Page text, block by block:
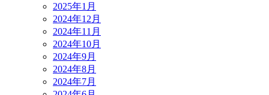
2025年1月
2024年12月
2024年11月
2024年10月
2024年9月
2024年8月
2024年7月